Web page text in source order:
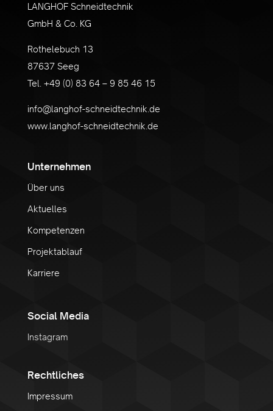
LANGHOF Schneidtechnik
GmbH & Co. KG
Rothelebuch 13
87637 Seeg
Tel. +49 (0) 83 64 – 9 85 46 15
info@langhof-schneidtechnik.de
www.langhof-schneidtechnik.de
Unternehmen
Über uns
Aktuelles
Kompetenzen
Projektablauf
Karriere
Social Media
Instagram
Rechtliches
Impressum